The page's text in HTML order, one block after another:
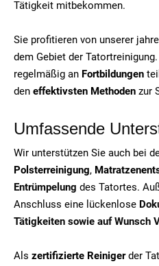
Tätigkeit mitbekommen.
Sie profitieren von unserer
dem Gebiet der
regelmäßig an Fortbildungen
den effektivsten Methoden zur
Umfassende
Wir unterstützen Sie auch bei
Polsterreinigung,
Entrümpelung des Tatortes.
Anschluss eine lückenlose
Tätigkeiten sowie auf Wunsch
Als zertifizierte Reinigerder